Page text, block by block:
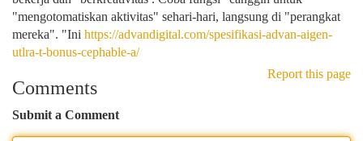
"mengotomatiskan aktivitas" sehari-hari, langsung di "perangkat
mereka". "Ini https://advandigital.com/spesifikasi-advan-aigen-
utlra-t-bonus-cephable-a/
Report this page
Comments
Submit a Comment